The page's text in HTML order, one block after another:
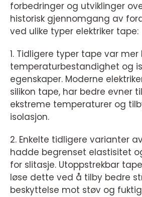
forbedringer og utviklinger
historisk gjennomgang av
ved ulike typer elektriker tape:
1. Tidligere typer tape var
temperaturbestandighet og
egenskaper. Moderne
silikon tape, har bedre evner
ekstreme temperaturer og
isolasjon.
2. Enkelte tidligere varianter
hadde begrenset elastisitet
for slitasje. Utoppstrekbar
løse dette ved å tilby bedre
beskyttelse mot støv og